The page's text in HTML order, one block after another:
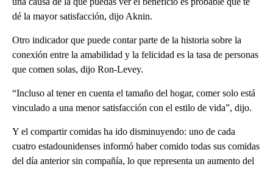
dé la mayor satisfacción, dijo Aknin.
Otro indicador que puede contar parte de la historia sobre la
conexión entre la amabilidad y la felicidad es la tasa de personas
que comen solas, dijo Ron-Levey.
“Incluso al tener en cuenta el tamaño del hogar, comer solo está
vinculado a una menor satisfacción con el estilo de vida”, dijo.
Y el compartir comidas ha ido disminuyendo: uno de cada
cuatro estadounidenses informó haber comido todas sus comidas
del día anterior sin compañía, lo que representa un aumento del